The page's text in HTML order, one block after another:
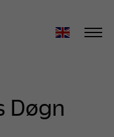
Døgn